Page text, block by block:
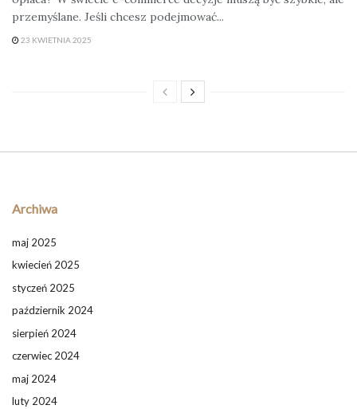
przemyślane. Jeśli chcesz podejmować...
23 KWIETNIA 2025
Archiwa
maj 2025
kwiecień 2025
styczeń 2025
październik 2024
sierpień 2024
czerwiec 2024
maj 2024
luty 2024